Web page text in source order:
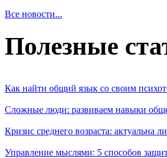
Все новости...
Полезные
Как найти общий язык со своим
Сложные люди: развиваем навыки
Кризис среднего возраста: актуальна
Управление мыслями: 5 способов